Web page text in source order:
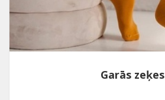
Garās zeķes